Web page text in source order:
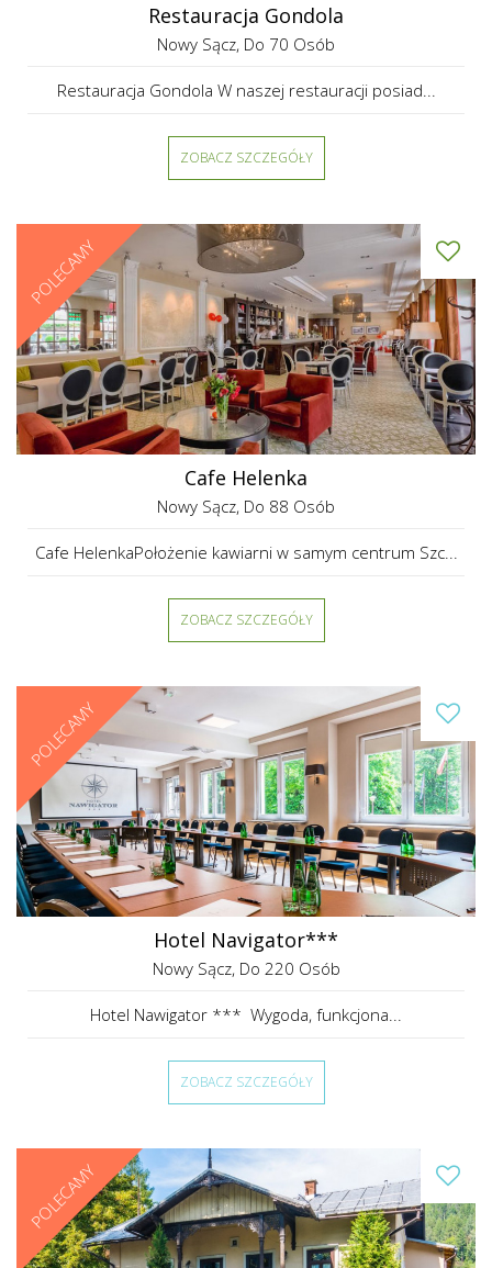
Restauracja Gondola
Nowy Sącz, Do 70 Osób
Restauracja Gondola W naszej restauracji posiad...
ZOBACZ SZCZEGÓŁY
POLECAMY
Cafe Helenka
Nowy Sącz, Do 88 Osób
Cafe HelenkaPołożenie kawiarni w samym centrum Szc...
ZOBACZ SZCZEGÓŁY
POLECAMY
Hotel Navigator***
Nowy Sącz, Do 220 Osób
Hotel Nawigator *** Wygoda, funkcjona...
ZOBACZ SZCZEGÓŁY
POLECAMY